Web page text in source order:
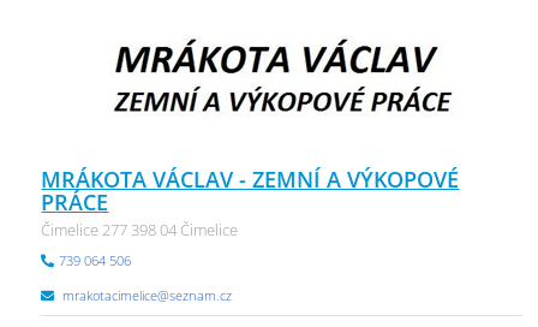
MRÁKOTA VÁCLAV - ZEMNÍ A VÝKOPOVÉ
PRÁCE
Čimelice 277 398 04 Čimelice
739 064 506
mrakotacimelice@seznam.cz